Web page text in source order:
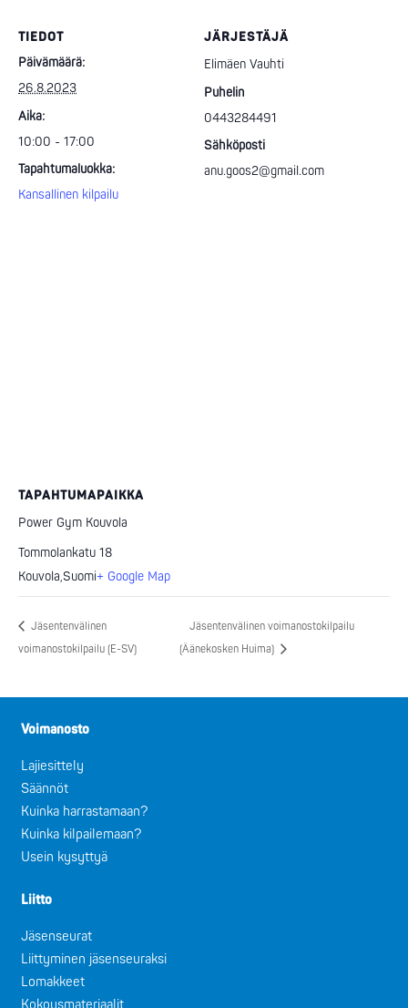
TIEDOT
Päivämäärä:
26.8.2023
Aika:
10:00 - 17:00
Tapahtumaluokka:
Kansallinen kilpailu
JÄRJESTÄJÄ
Elimäen Vauhti
Puhelin
0443284491
Sähköposti
anu.goos2@gmail.com
TAPAHTUMAPAIKKA
Power Gym Kouvola
Tommolankatu 18
Kouvola,Suomi+ Google Map
Jäsentenvälinen
voimanostokilpailu (E-SV)
Jäsentenvälinen voimanostokilpailu
(Äänekosken Huima)
Voimanosto
Lajiesittely
Säännöt
Kuinka harrastamaan?
Kuinka kilpailemaan?
Usein kysyttyä
Liitto
Jäsenseurat
Liittyminen jäsenseuraksi
Lomakkeet